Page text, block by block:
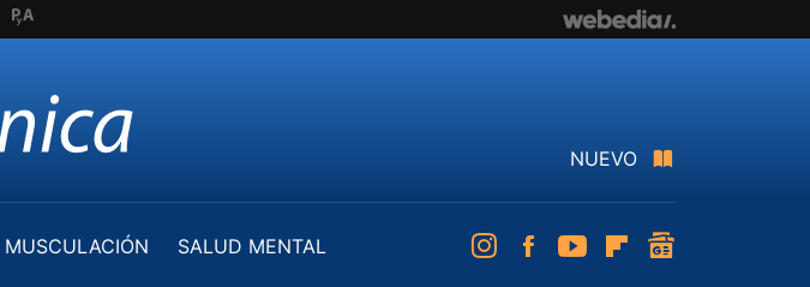
NUEVO
MUSCULACIÓN
SALUD MENTAL
InstagramFacebookYoutubeFlipboard